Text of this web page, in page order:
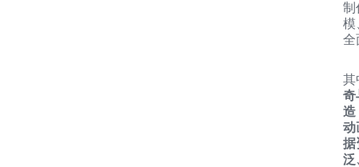
制
模
全
其
奇
造
动
据
泛